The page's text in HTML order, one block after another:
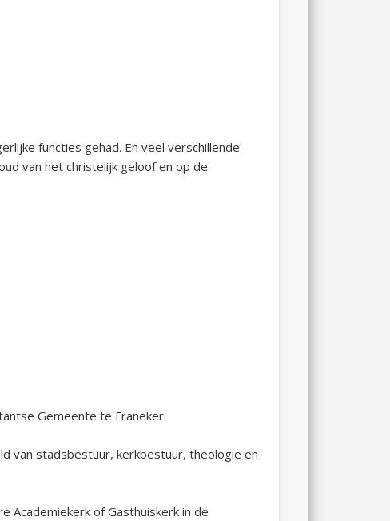
functies gehad. En veel verschillende
van het christelijk geloof en op de
Gemeente te Franeker.
van stadsbestuur, kerkbestuur, theologie en
of Gasthuiskerk in de